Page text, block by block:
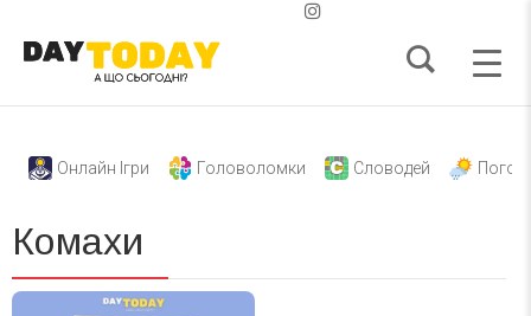
Онлайн Ігри Головоломки Словодей
Комахи